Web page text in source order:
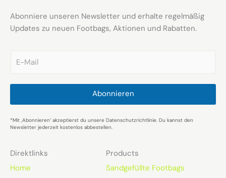
Abonniere unseren Newsletter und erhalte regelmäßig
Updates zu neuen Footbags, Aktionen und Rabatten.
m
i
*
Abonnieren
*Mit ‚Abonnieren‘ akzeptierst du unsere Datenschutzrichtlinie. Du kannst den
Newsletter jederzeit kostenlos abbestellen.
Direktlinks
Home
Products
Sandgefüllte Footbags